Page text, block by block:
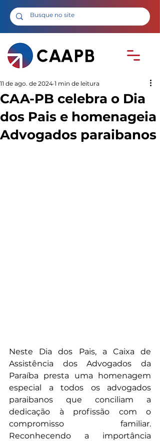
CAA-PB celebra o Dia
dos Pais e homenageia
Advogados paraibanos
11 de ago. de 2024 1 min de leitura
Neste Dia dos Pais, a Caixa de
Assistência dos Advogados da
Paraíba presta uma homenagem
especial a todos os advogados
paraibanos que conciliam a
dedicação à profissão com o
compromisso familiar.
Reconhecendo a importância